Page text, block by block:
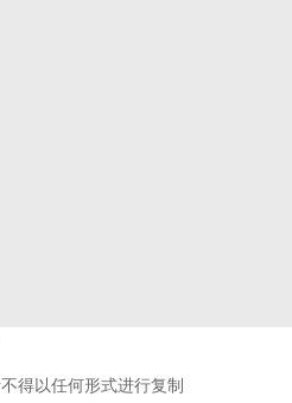
得以任何形式进行复制